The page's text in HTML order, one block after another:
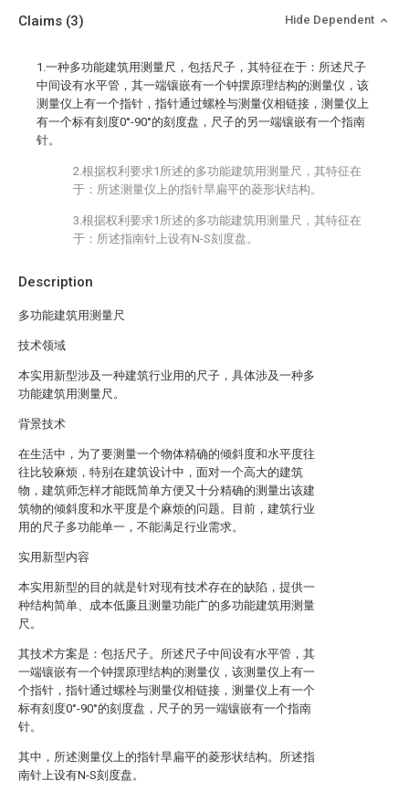
Description
多功能建筑用测量尺
技术领域
本实用新型涉及一种建筑行业用的尺子，具体涉及一种多
功能建筑用测量尺。
背景技术
在生活中，为了要测量一个物体精确的倾斜度和水平度往
往比较麻烦，特别在建筑设计中，面对一个高大的建筑
物，建筑师怎样才能既简单方便又十分精确的测量出该建
筑物的倾斜度和水平度是个麻烦的问题。目前，建筑行业
用的尺子多功能单一，不能满足行业需求。
实用新型内容
本实用新型的目的就是针对现有技术存在的缺陷，提供一
种结构简单、成本低廉且测量功能广的多功能建筑用测量
尺。
其技术方案是：包括尺子。所述尺子中间设有水平管，其
一端镶嵌有一个钟摆原理结构的测量仪，该测量仪上有一
个指针，指针通过螺栓与测量仪相链接，测量仪上有一个
标有刻度0°-90°的刻度盘，尺子的另一端镶嵌有一个指南
针。
其中，所述测量仪上的指针旱扁平的菱形状结构。所述指
南针上设有N-S刻度盘。
Claims (3) Hide Dependent
1.一种多功能建筑用测量尺，包括尺子，其特征在于：所述尺子
中间设有水平管，其一端镶嵌有一个钟摆原理结构的测量仪，该
测量仪上有一个指针，指针通过螺栓与测量仪相链接，测量仪上
有一个标有刻度0°-90°的刻度盘，尺子的另一端镶嵌有一个指南
针。
2.根据权利要求1所述的多功能建筑用测量尺，其特征在
于：所述测量仪上的指针旱扁平的菱形状结构。
3.根据权利要求1所述的多功能建筑用测量尺，其特征在
于：所述指南针上设有N-S刻度盘。